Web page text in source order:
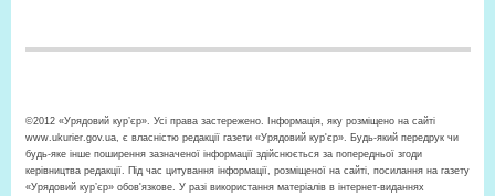
©2012 «Урядовий кур’єр». Усі права застережено. Інформація, яку розміщено на сайті
www.ukurier.gov.ua, є власністю редакції газети «Урядовий кур'єр». Будь-який передрук чи
будь-яке інше поширення зазначеної інформації здійснюється за попередньої згоди
керівництва редакції. Під час цитування інформації, розміщеної на сайті, посилання на газету
«Урядовий кур’єр» обов'язкове. У разі використання матеріалів в інтернет-виданнях